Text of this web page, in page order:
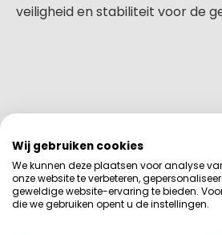
veiligheid en stabiliteit voor de
Bekijk alle
Wij gebruiken cookies
We kunnen deze plaatsen voor analyse
onze website te verbeteren,
geweldige website-ervaring te bieden.
die we gebruiken opent u de instellingen.